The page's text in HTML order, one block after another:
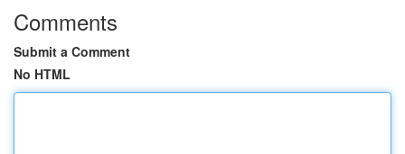
Comments
Submit a Comment
No HTML